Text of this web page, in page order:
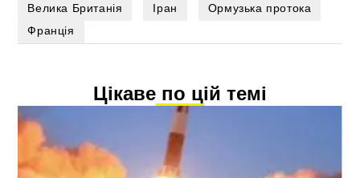
Велика Британія Іран
Ормузька протока
Франція
Цікаве по цій темі